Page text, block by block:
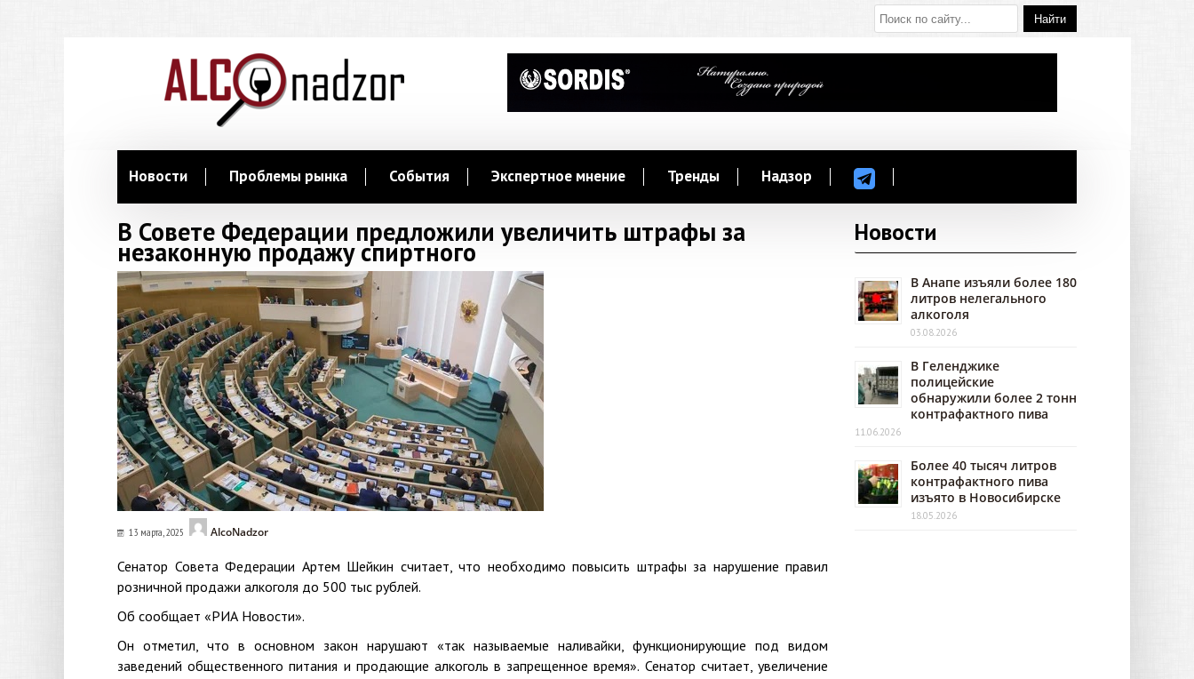
Новости Проблемы рынка События Экспертное мнение Тренды Надзор
В Совете Федерации предложили увеличить штрафы за
незаконную продажу спиртного
13 марта, 2025 AlcoNadzor
Сенатор Совета Федерации Артем Шейкин считает, что необходимо повысить штрафы за нарушение правил
розничной продажи алкоголя до 500 тыс рублей.
Об сообщает «РИА Новости».
Он отметил, что в основном закон нарушают «так называемые наливайки, функционирующие под видом
заведений общественного питания и продающие алкоголь в запрещенное время». Сенатор считает, увеличение
Новости
В Анапе изъяли более 180
литров нелегального
алкоголя
03.08.2026
В Геленджике
полицейские
обнаружили более 2 тонн
контрафактного пива
11.06.2026
Более 40 тысяч литров
контрафактного пива
изъято в Новосибирске
18.05.2026